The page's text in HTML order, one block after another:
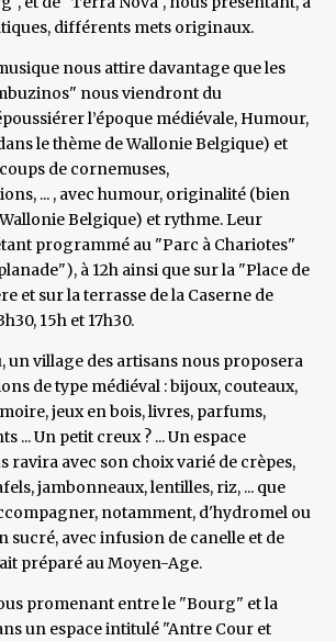
différents mets originaux.
nous attire davantage que les
nous viendront du
l’époque médiévale, Humour,
le thème de Wallonie Belgique) et
de cornemuses,
... , avec humour, originalité (bien
Belgique) et rythme. Leur
programmé au "Parc à Chariotes"
à 12h ainsi que sur la "Place de
et sur la terrasse de la Caserne de
15h et 17h30.
un village des artisans nous proposera
de type médiéval : bijoux, couteaux,
jeux en bois, livres, parfums,
... Un petit creux ? ... Un espace
ravira avec son choix varié de crèpes,
jambonneaux, lentilles, riz, ... que
notamment, d'hydromel ou
sucré, avec infusion de canelle et de
préparé au Moyen-Age.
promenant entre le "Bourg" et la
un espace intitulé "Antre Cour et